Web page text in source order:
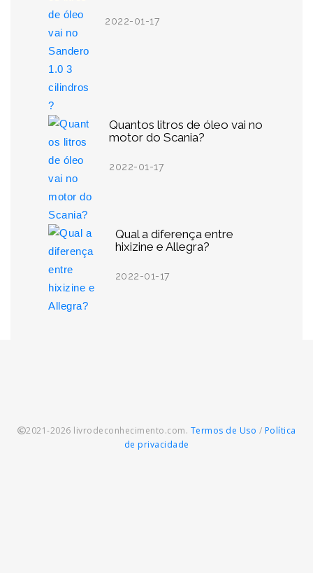
2022-01-17
Quantos litros de óleo vai no
motor do Scania?
2022-01-17
Qual a diferença entre
hixizine e Allegra?
2022-01-17
2021-2026 livrodeconhecimento.com. Termos de Uso / Política
de privacidade